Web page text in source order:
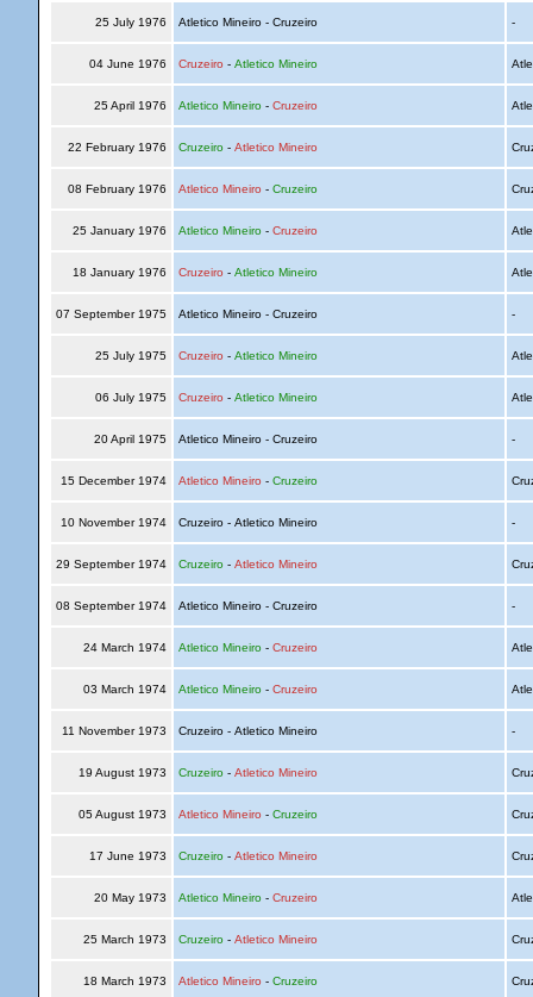
25 July 1976 Atletico Mineiro - Cruzeiro -
04 June 1976 Cruzeiro - Atletico Mineiro
25 April 1976 Atletico Mineiro- Cruzeiro
22 February 1976 Cruzeiro- Atletico Mineiro
08 February 1976 Atletico Mineiro - Cruzeiro
25 January 1976 Atletico Mineiro- Cruzeiro
18 January 1976 Cruzeiro - Atletico Mineiro
07 September 1975 Atletico Mineiro - Cruzeiro -
25 July 1975 Cruzeiro - Atletico Mineiro
06 July 1975 Cruzeiro - Atletico Mineiro
20 April 1975 Atletico Mineiro - Cruzeiro -
15 December 1974 Atletico Mineiro - Cruzeiro
10 November 1974 Cruzeiro - Atletico Mineiro -
29 September 1974 Cruzeiro- Atletico Mineiro
08 September 1974 Atletico Mineiro - Cruzeiro -
24 March 1974 Atletico Mineiro- Cruzeiro
03 March 1974 Atletico Mineiro- Cruzeiro
11 November 1973 Cruzeiro - Atletico Mineiro -
19 August 1973 Cruzeiro- Atletico Mineiro
05 August 1973 Atletico Mineiro - Cruzeiro
17 June 1973 Cruzeiro- Atletico Mineiro
20 May 1973 Atletico Mineiro- Cruzeiro
25 March 1973 Cruzeiro- Atletico Mineiro
18 March 1973 Atletico Mineiro - Cruzeiro